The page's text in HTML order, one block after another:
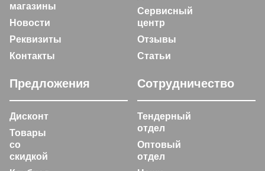
магазины
Новости
Реквизиты
Контакты
Сервисный
центр
Отзывы
Статьи
Предложения
Дисконт
Товары
со
скидкой
Сотрудничество
Тендерный
отдел
Оптовый
отдел